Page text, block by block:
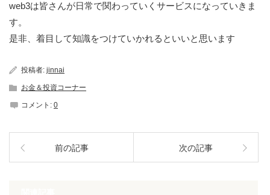
web3は皆さんが日常で関わっていくサービスになっていきま
す。
是非、着目して知識をつけていかれるといいと思います
投稿者: jinnai
お金＆投資コーナー
コメント: 0
前の記事 次の記事